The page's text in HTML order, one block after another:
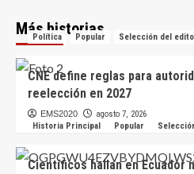
Más historias
Política Popular Selección del
CNE define reglas para
reelección en 2027
EMS2020
agosto 7, 2026
Historia Principal
Popular
Científicos hallan en Ecuador